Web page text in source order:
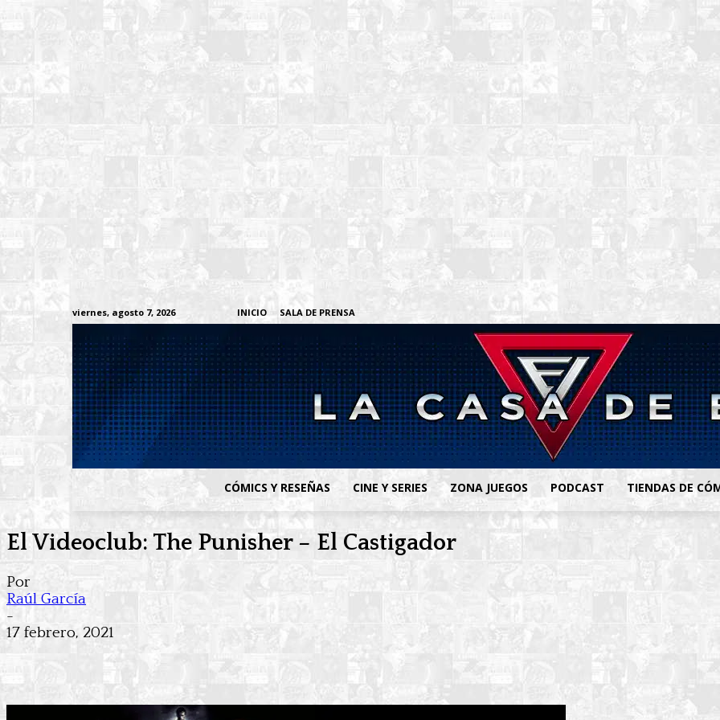
viernes, agosto 7, 2026 INICIO SALA DE PRENSA
CÓMICS Y RESEÑAS CINE Y SERIES ZONA JUEGOS PODCAST TIENDAS DE
El Videoclub: The Punisher – El Castigador
Por
Raúl García
-
17 febrero, 2021